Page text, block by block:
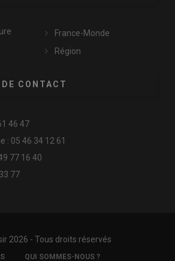
France-Monde
Région
CONTACT
46 47
: 05 46 34 12 61
77 16 40
77
2026 - Tous droits réservés
QUI SOMMES-NOUS ?